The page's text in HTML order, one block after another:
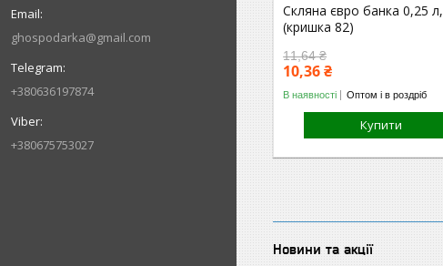
ghospodarka@gmail.com
+380636197874
+380675753027
Скляна євро банка 0,25 л,
(кришка 82)
11,64 ₴
10,36 ₴
В наявності Оптом і в роздріб
Купити
Новини та акції